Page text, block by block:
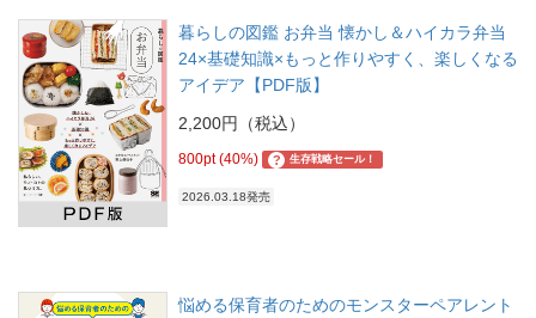
暮らしの図鑑 お弁当 懐かし＆ハイカラ弁当
24×基礎知識×もっと作りやすく、楽しくなる
アイデア【PDF版】
2,200円（税込）
800pt (40%) ? 生存戦略セール！
2026.03.18発売
悩める保育者のためのモンスターペアレント